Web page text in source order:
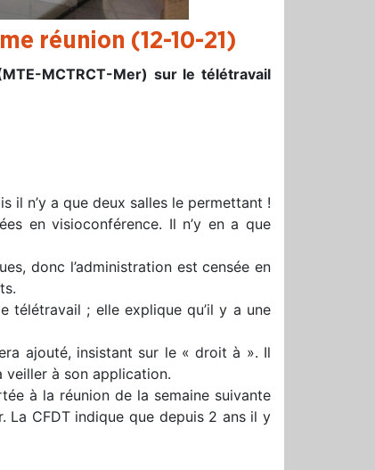
réunion (12-10-21)
MCTRCT-Mer) sur le télétravail
il n’y a que deux salles le permettant !
en visioconférence. Il n’y en a que
donc l’administration est censée en
télétravail ; elle explique qu’il y a une
ajouté, insistant sur le « droit à ». Il
veiller à son application.
à la réunion de la semaine suivante
La CFDT indique que depuis 2 ans il y